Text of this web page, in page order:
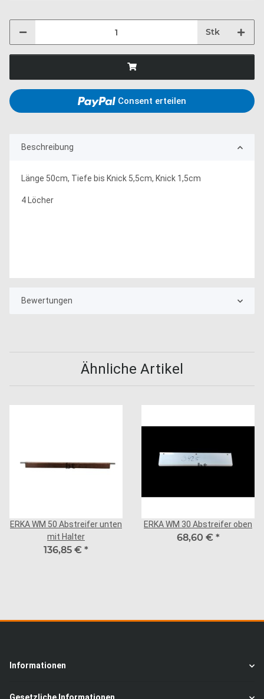
Stk
Consent erteilen
Beschreibung
Länge 50cm, Tiefe bis Knick 5,5cm, Knick 1,5cm
4 Löcher
Bewertungen
Ähnliche Artikel
ERKA WM 50 Abstreifer unten
mit Halter
136,85 € *
ERKA WM 30 Abstreifer oben
68,60 € *
Informationen